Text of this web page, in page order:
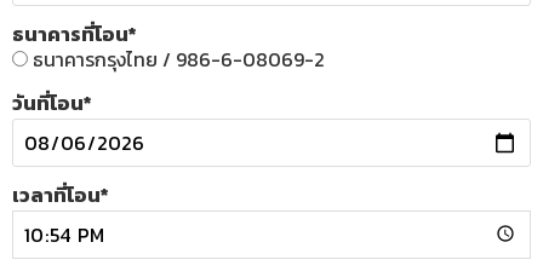
ธนาคารที่โอน*
ธนาคารกรุงไทย / 986-6-08069-2
วันที่โอน*
เวลาที่โอน*